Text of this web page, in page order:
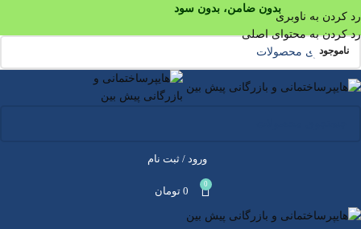
بدون ضامن، بدون سود
رد کردن به ناوبری
رد کردن به محتوای اصلی
ورود / ثبت نام
0
0 تومان
ناموجود